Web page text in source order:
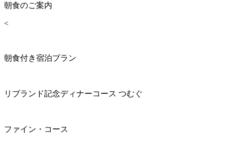
朝食のご案内
<
朝食付き宿泊プラン
リブランド記念ディナーコース つむぐ
ファイン・コース